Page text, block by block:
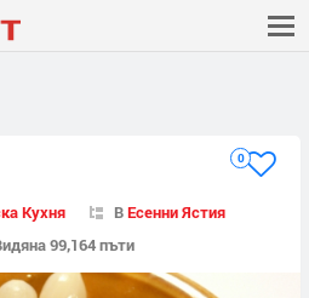
0
Кухня ВЕсенни Ястия
99,164 пъти